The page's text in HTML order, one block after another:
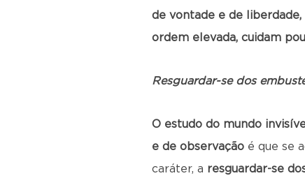
de vontade e de liberdade,
ordem elevada, cuidam
Resguardar-se dos
O estudo do mundo
e de observação é que se
caráter, a resguardar-se